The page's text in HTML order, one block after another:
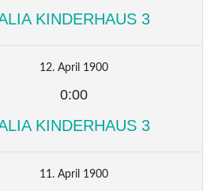
KINDERHAUS 3
12. April 1900
0:00
KINDERHAUS 3
11. April 1900